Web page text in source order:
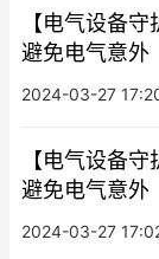
【电气设备
避免电气意外
2024-03-27
【电气设备
避免电气意外
2024-03-27